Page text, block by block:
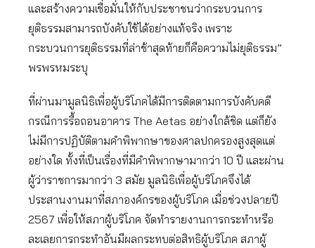
และสร้างความเชื่อมั่นให้กับประชาชนว่ากระบวนการ
ยุติธรรมสามารถบังคับใช้ได้อย่างแท้จริง เพราะ
กระบวนการยุติธรรมที่ล่าช้าสุดท้ายก็คือความไม่ยุติธรรม”
พรพรหมระบุ
ที่ผ่านมามูลนิธิเพื่อผู้บริโภคได้มีการติดตามการบังคับคดี
กรณีการรื้อถอนอาคาร The Aetas อย่างใกล้ชิด แต่ก็ยัง
ไม่มีการปฏิบัติตามคำพิพากษาของศาลปกครองสูงสุดแต่
อย่างใด ทั้งที่เป็นเรื่องที่มีคำพิพากษามากว่า 10 ปี และผ่าน
ผู้ว่าราชการมากว่า 3 สมัย มูลนิธิเพื่อผู้บริโภคจึงได้
ประสานงานมาที่สภาองค์กรของผู้บริโภค เมื่อช่วงปลายปี
2567 เพื่อให้สภาผู้บริโภค จัดทำรายงานการกระทำหรือ
ละเลยการกระทำอันมีผลกระทบต่อสิทธิผู้บริโภค สภาผู้